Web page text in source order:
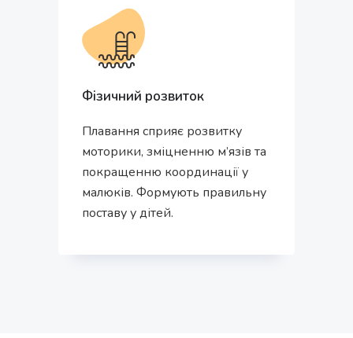
Фізичний розвиток
Плавання сприяє розвитку
моторики, зміцненню м’язів та
покращенню координації у
малюків. Формують правильну
поставу у дітей.